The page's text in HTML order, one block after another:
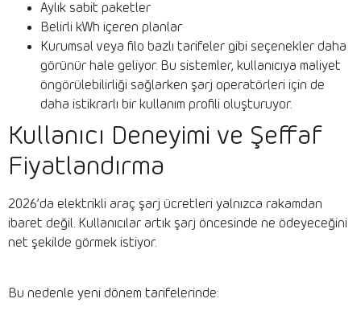
Aylık sabit paketler
Belirli kWh içeren planlar
Kurumsal veya filo bazlı tarifeler gibi seçenekler daha
görünür hale geliyor. Bu sistemler, kullanıcıya maliyet
öngörülebilirliği sağlarken şarj operatörleri için de
daha istikrarlı bir kullanım profili oluşturuyor.
Kullanıcı Deneyimi ve Şeffaf
Fiyatlandırma
2026’da elektrikli araç şarj ücretleri yalnızca rakamdan
ibaret değil. Kullanıcılar artık şarj öncesinde ne ödeyeceğini
net şekilde görmek istiyor.
Bu nedenle yeni dönem tarifelerinde: